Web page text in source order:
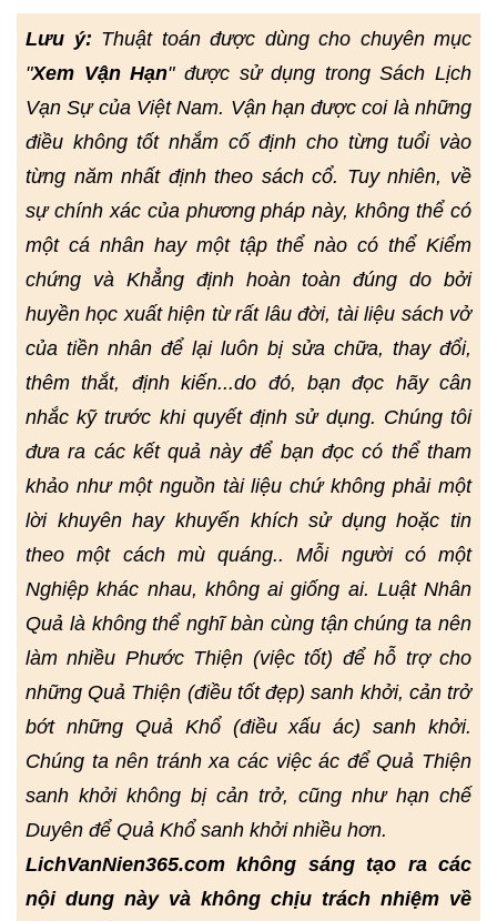
Lưu ý: Thuật toán được dùng cho chuyên mục
"Xem Vận Hạn" được sử dụng trong Sách Lịch
Vạn Sự của Việt Nam. Vận hạn được coi là những
điều không tốt nhắm cố định cho từng tuổi vào
từng năm nhất định theo sách cổ. Tuy nhiên, về
sự chính xác của phương pháp này, không thể có
một cá nhân hay một tập thể nào có thể Kiểm
chứng và Khẳng định hoàn toàn đúng do bởi
huyền học xuất hiện từ rất lâu đời, tài liệu sách vở
của tiền nhân để lại luôn bị sửa chữa, thay đổi,
thêm thắt, định kiến...do đó, bạn đọc hãy cân
nhắc kỹ trước khi quyết định sử dụng. Chúng tôi
đưa ra các kết quả này để bạn đọc có thể tham
khảo như một nguồn tài liệu chứ không phải một
lời khuyên hay khuyến khích sử dụng hoặc tin
theo một cách mù quáng.. Mỗi người có một
Nghiệp khác nhau, không ai giống ai. Luật Nhân
Quả là không thể nghĩ bàn cùng tận chúng ta nên
làm nhiều Phước Thiện (việc tốt) để hỗ trợ cho
những Quả Thiện (điều tốt đẹp) sanh khởi, cản trở
bớt những Quả Khổ (điều xấu ác) sanh khởi.
Chúng ta nên tránh xa các việc ác để Quả Thiện
sanh khởi không bị cản trở, cũng như hạn chế
Duyên để Quả Khổ sanh khởi nhiều hơn.
LichVanNien365.com không sáng tạo ra các
nội dung này và không chịu trách nhiệm về